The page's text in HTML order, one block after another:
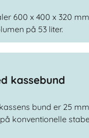
600 x 400 x 320
på 53 liter.
kassebund
bund er 25
konventionelle